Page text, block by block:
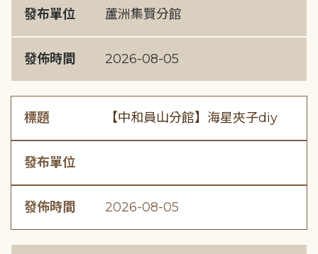
發布單位 蘆洲集賢分館
發佈時間 2026-08-05
標題 【中和員山分館】海星夾子diy
發布單位
發佈時間 2026-08-05